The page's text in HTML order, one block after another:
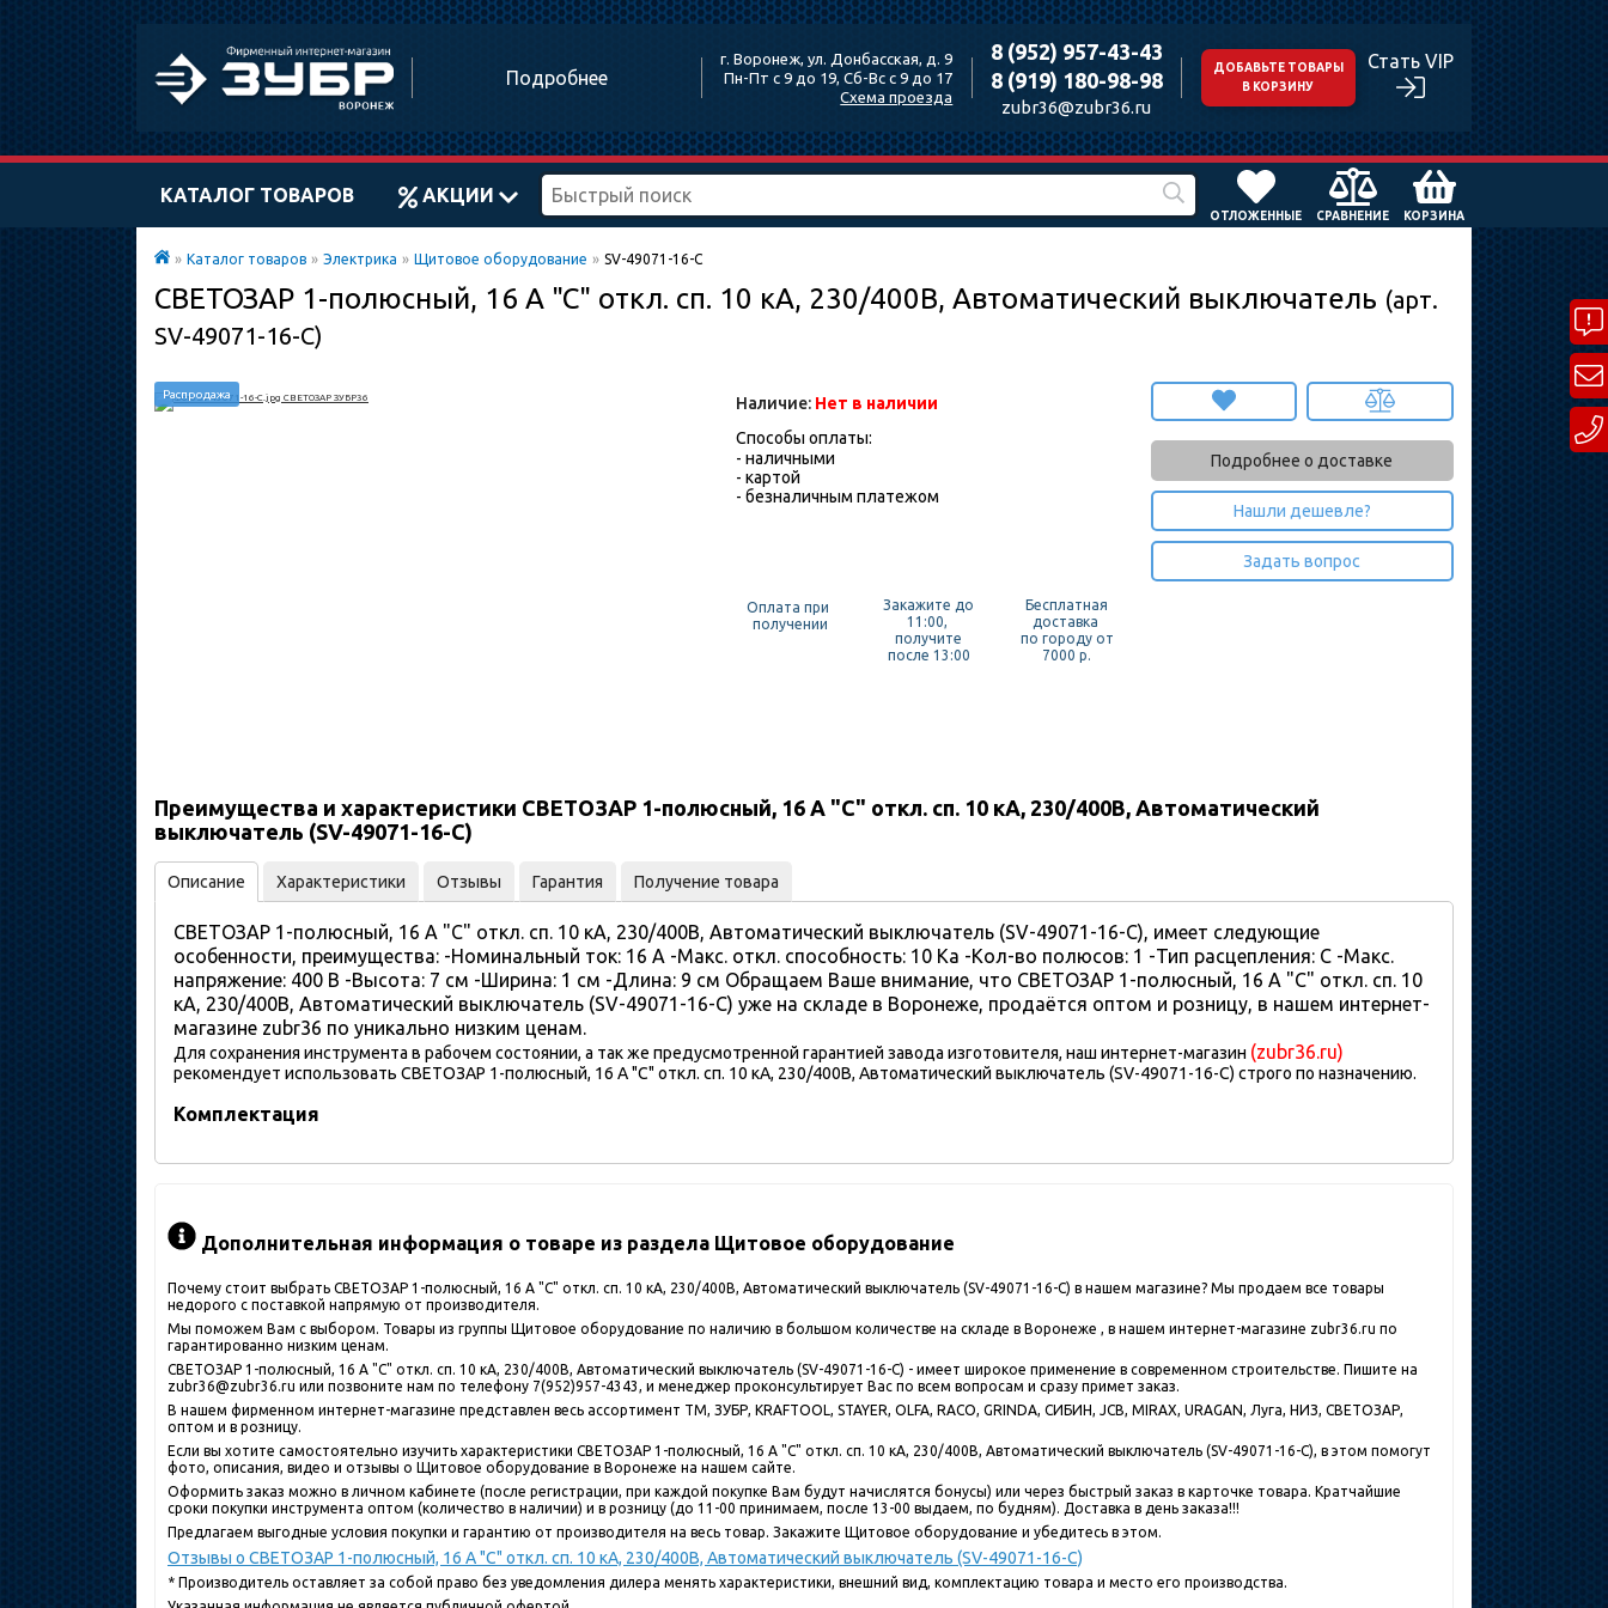
Подробнее
г. Воронеж, ул. Донбасская, д. 9
Пн-Пт с 9 до 19, Сб-Вс с 9 до 17
Схема проезда
8 (952) 957-43-43
8 (919) 180-98-98
zubr36@zubr36.ru
ДОБАВЬТЕ ТОВАРЫ
В КОРЗИНУ
Стать VIP
КАТАЛОГ ТОВАРОВ АКЦИИ
ОТЛОЖЕННЫЕ СРАВНЕНИЕ КОРЗИНА
» Каталог товаров » Электрика » Щитовое оборудование » SV-49071-16-C
СВЕТОЗАР 1-полюсный, 16 A "C" откл. сп. 10 кА, 230/400В, Автоматический выключатель (арт.
SV-49071-16-C)
Распродажа Наличие: Нет в наличии
Способы оплаты:
- наличными
- картой
- безналичным платежом
Оплата при
получении
Закажите до
11:00,
получите
после 13:00
Бесплатная
доставка
по городу от
7000 р.
Подробнее о доставке
Нашли дешевле?
Задать вопрос
Преимущества и характеристики СВЕТОЗАР 1-полюсный, 16 A "C" откл. сп. 10 кА, 230/400В, Автоматический
выключатель (SV-49071-16-C)
Описание Характеристики Отзывы Гарантия Получение товара
СВЕТОЗАР 1-полюсный, 16 A "C" откл. сп. 10 кА, 230/400В, Автоматический выключатель (SV-49071-16-C), имеет следующие
особенности, преимущества: -Номинальный ток: 16 А -Макс. откл. способность: 10 Ка -Кол-во полюсов: 1 -Тип расцепления: С -Макс.
напряжение: 400 В -Высота: 7 см -Ширина: 1 см -Длина: 9 см Обращаем Ваше внимание, что СВЕТОЗАР 1-полюсный, 16 A "C" откл. сп. 10
кА, 230/400В, Автоматический выключатель (SV-49071-16-C) уже на складе в Воронеже, продаётся оптом и розницу, в нашем интернет-
магазине zubr36 по уникально низким ценам.
Для сохранения инструмента в рабочем состоянии, а так же предусмотренной гарантией завода изготовителя, наш интернет-магазин (zubr36.ru)
рекомендует использовать СВЕТОЗАР 1-полюсный, 16 A "C" откл. сп. 10 кА, 230/400В, Автоматический выключатель (SV-49071-16-C) строго по назначению.
Комплектация
Дополнительная информация о товаре из раздела Щитовое оборудование
Почему стоит выбрать СВЕТОЗАР 1-полюсный, 16 A "C" откл. сп. 10 кА, 230/400В, Автоматический выключатель (SV-49071-16-C) в нашем магазине? Мы продаем все товары
недорого с поставкой напрямую от производителя.
Мы поможем Вам с выбором. Товары из группы Щитовое оборудование по наличию в большом количестве на складе в Воронеже , в нашем интернет-магазине zubr36.ru по
гарантированно низким ценам.
СВЕТОЗАР 1-полюсный, 16 A "C" откл. сп. 10 кА, 230/400В, Автоматический выключатель (SV-49071-16-C) - имеет широкое применение в современном строительстве. Пишите на
zubr36@zubr36.ru или позвоните нам по телефону 7(952)957-4343, и менеджер проконсультирует Вас по всем вопросам и сразу примет заказ.
В нашем фирменном интернет-магазине представлен весь ассортимент ТМ, ЗУБР, KRAFTOOL, STAYER, OLFA, RACO, GRINDA, СИБИН, JCB, MIRAX, URAGAN, Луга, НИЗ, СВЕТОЗАР,
оптом и в розницу.
Если вы хотите самостоятельно изучить характеристики СВЕТОЗАР 1-полюсный, 16 A "C" откл. сп. 10 кА, 230/400В, Автоматический выключатель (SV-49071-16-C), в этом помогут
фото, описания, видео и отзывы о Щитовое оборудование в Воронеже на нашем сайте.
Оформить заказ можно в личном кабинете (после регистрации, при каждой покупке Вам будут начислятся бонусы) или через быстрый заказ в карточке товара. Кратчайшие
сроки покупки инструмента оптом (количество в наличии) и в розницу (до 11-00 принимаем, после 13-00 выдаем, по будням). Доставка в день заказа!!!
Предлагаем выгодные условия покупки и гарантию от производителя на весь товар. Закажите Щитовое оборудование и убедитесь в этом.
Отзывы о СВЕТОЗАР 1-полюсный, 16 A "C" откл. сп. 10 кА, 230/400В, Автоматический выключатель (SV-49071-16-C)
* Производитель оставляет за собой право без уведомления дилера менять характеристики, внешний вид, комплектацию товара и место его производства.